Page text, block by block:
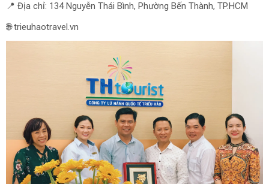
📍 Địa chỉ: 134 Nguyễn Thái Bình, Phường Bến Thành, TP.HCM
🌐 trieuhaotravel.vn